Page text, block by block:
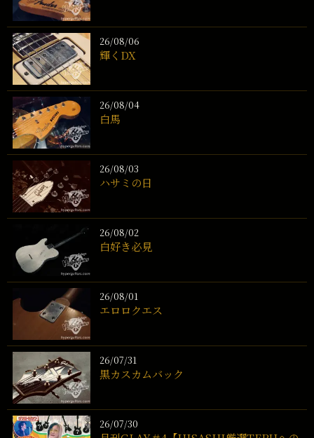
26/08/06
輝くDX
26/08/04
白馬
26/08/03
ハサミの日
26/08/02
白好き必見
26/08/01
エロロクエス
26/07/31
黒カスカムバック
26/07/30